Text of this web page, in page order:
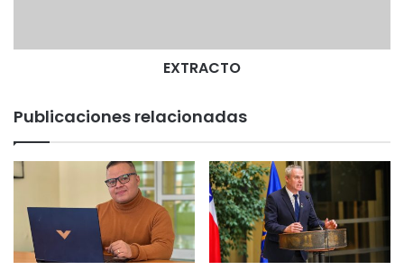
EXTRACTO
Publicaciones relacionadas